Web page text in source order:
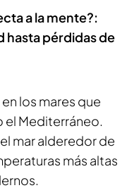
a la mente?:
hasta pérdidas de
los mares que
el Mediterráneo.
mar alderedor de
más altas